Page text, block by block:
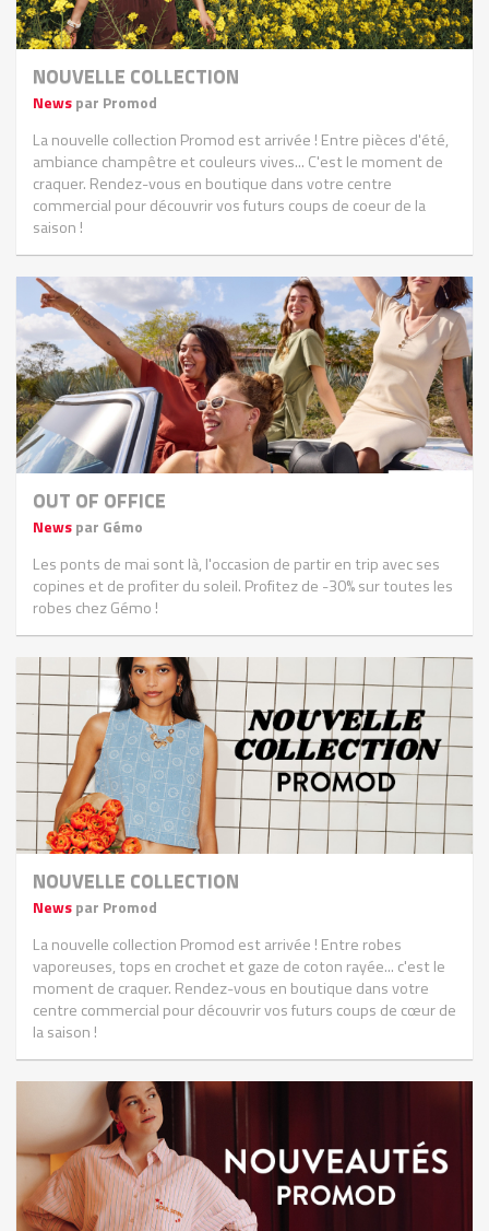
NOUVELLE COLLECTION
Newspar Promod
La nouvelle collection Promod est arrivée ! Entre pièces d'été,
ambiance champêtre et couleurs vives... C'est le moment de
craquer. Rendez-vous en boutique dans votre centre
commercial pour découvrir vos futurs coups de coeur de la
saison !
OUT OF OFFICE
Newspar Gémo
Les ponts de mai sont là, l'occasion de partir en trip avec ses
copines et de profiter du soleil. Profitez de -30% sur toutes les
robes chez Gémo !
NOUVELLE COLLECTION
Newspar Promod
La nouvelle collection Promod est arrivée ! Entre robes
vaporeuses, tops en crochet et gaze de coton rayée... c'est le
moment de craquer. Rendez-vous en boutique dans votre
centre commercial pour découvrir vos futurs coups de cœur de
la saison !